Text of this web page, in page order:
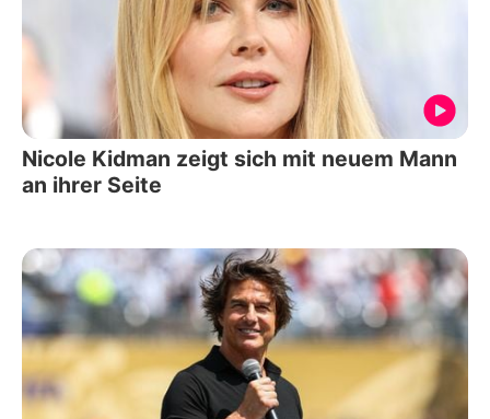
Nicole Kidman zeigt sich mit neuem Mann
an ihrer Seite